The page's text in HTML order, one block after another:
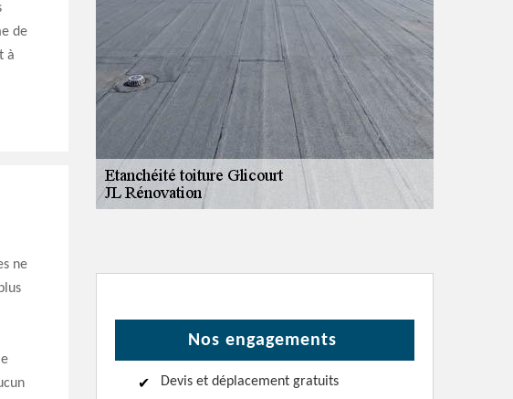
de
à
ne
Nos engagements
Devis et déplacement gratuits